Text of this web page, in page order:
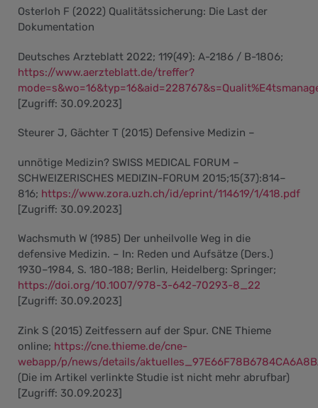
Osterloh F (2022) Qualitätssicherung: Die Last der
Dokumentation
Deutsches Arzteblatt 2022; 119(49): A-2186 / B-1806;
https://www.aerzteblatt.de/treffer?
[Zugriff: 30.09.2023]
Steurer J, Gächter T (2015) Defensive Medizin –
unnötige Medizin? SWISS MEDICAL FORUM –
SCHWEIZERISCHES MEDIZIN-FORUM 2015;15(37):814–
816; https://www.zora.uzh.ch/id/eprint/114619/1/418.pdf
[Zugriff: 30.09.2023]
Wachsmuth W (1985) Der unheilvolle Weg in die
defensive Medizin. – In: Reden und Aufsätze (Ders.)
1930–1984, S. 180-188; Berlin, Heidelberg: Springer;
https://doi.org/10.1007/978-3-642-70293-8_22
[Zugriff: 30.09.2023]
Zink S (2015) Zeitfessern auf der Spur. CNE Thieme
online; https://cne.thieme.de/cne-
webapp/p/news/details/
(Die im Artikel verlinkte Studie ist nicht mehr abrufbar)
[Zugriff: 30.09.2023]